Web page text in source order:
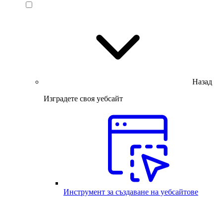
Назад
Изградете своя уебсайт
Инструмент за създаване на уебсайтове